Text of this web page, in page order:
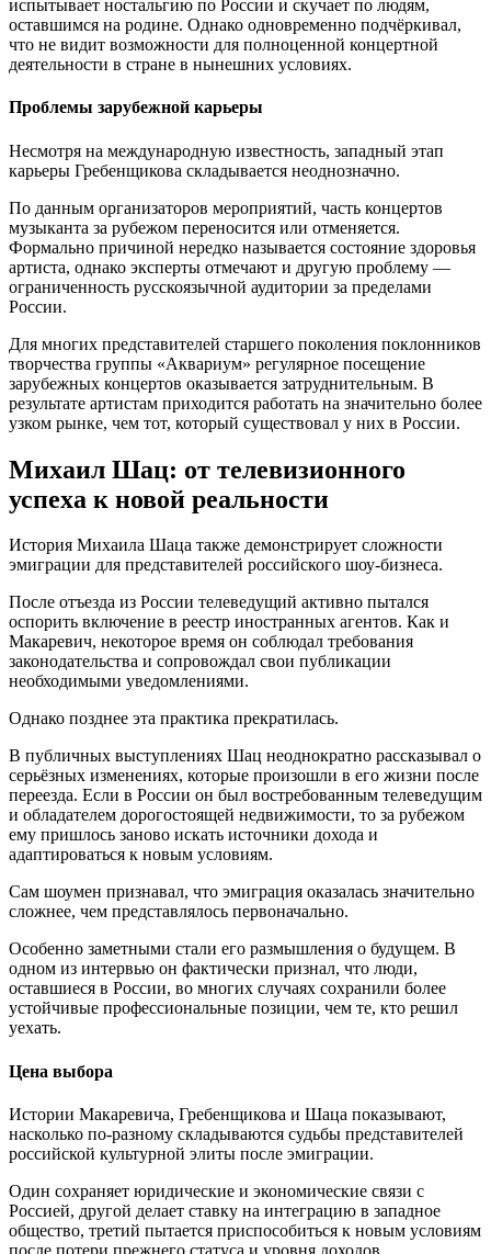
испытывает ностальгию по России и скучает по людям,
оставшимся на родине. Однако одновременно подчёркивал,
что не видит возможности для полноценной концертной
деятельности в стране в нынешних условиях.
Проблемы зарубежной карьеры
Несмотря на международную известность, западный этап
карьеры Гребенщикова складывается неоднозначно.
По данным организаторов мероприятий, часть концертов
музыканта за рубежом переносится или отменяется.
Формально причиной нередко называется состояние здоровья
артиста, однако эксперты отмечают и другую проблему —
ограниченность русскоязычной аудитории за пределами
России.
Для многих представителей старшего поколения поклонников
творчества группы «Аквариум» регулярное посещение
зарубежных концертов оказывается затруднительным. В
результате артистам приходится работать на значительно более
узком рынке, чем тот, который существовал у них в России.
Михаил Шац: от телевизионного
успеха к новой реальности
История Михаила Шаца также демонстрирует сложности
эмиграции для представителей российского шоу-бизнеса.
После отъезда из России телеведущий активно пытался
оспорить включение в реестр иностранных агентов. Как и
Макаревич, некоторое время он соблюдал требования
законодательства и сопровождал свои публикации
необходимыми уведомлениями.
Однако позднее эта практика прекратилась.
В публичных выступлениях Шац неоднократно рассказывал о
серьёзных изменениях, которые произошли в его жизни после
переезда. Если в России он был востребованным телеведущим
и обладателем дорогостоящей недвижимости, то за рубежом
ему пришлось заново искать источники дохода и
адаптироваться к новым условиям.
Сам шоумен признавал, что эмиграция оказалась значительно
сложнее, чем представлялось первоначально.
Особенно заметными стали его размышления о будущем. В
одном из интервью он фактически признал, что люди,
оставшиеся в России, во многих случаях сохранили более
устойчивые профессиональные позиции, чем те, кто решил
уехать.
Цена выбора
Истории Макаревича, Гребенщикова и Шаца показывают,
насколько по-разному складываются судьбы представителей
российской культурной элиты после эмиграции.
Один сохраняет юридические и экономические связи с
Россией, другой делает ставку на интеграцию в западное
общество, третий пытается приспособиться к новым условиям
после потери прежнего статуса и уровня доходов.